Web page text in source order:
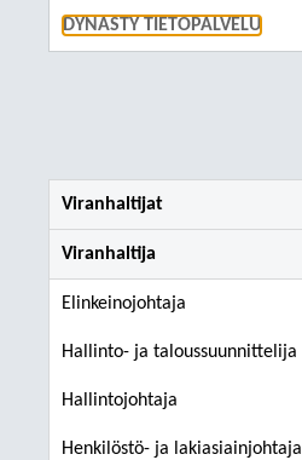
DYNASTY TIETOPALVELU
Viranhaltijat
Viranhaltija
Elinkeinojohtaja
Hallinto- ja taloussuunnittelija
Hallintojohtaja
Henkilöstö- ja lakiasiainjohtaja